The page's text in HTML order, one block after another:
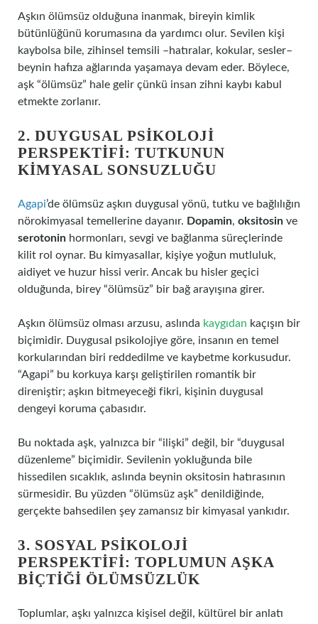
Aşkın ölümsüz olduğuna inanmak, bireyin kimlik
bütünlüğünü korumasına da yardımcı olur. Sevilen kişi
kaybolsa bile, zihinsel temsili –hatıralar, kokular, sesler–
beynin hafıza ağlarında yaşamaya devam eder. Böylece,
aşk “ölümsüz” hale gelir çünkü insan zihni kaybı kabul
etmekte zorlanır.
2. DUYGUSAL PSIKOLOJI
PERSPEKTIFI: TUTKUNUN
KIMYASAL SONSUZLUĞU
Agapi’de ölümsüz aşkın duygusal yönü, tutku ve bağlılığın
nörokimyasal temellerine dayanır. Dopamin, oksitosin ve
serotonin hormonları, sevgi ve bağlanma süreçlerinde
kilit rol oynar. Bu kimyasallar, kişiye yoğun mutluluk,
aidiyet ve huzur hissi verir. Ancak bu hisler geçici
olduğunda, birey “ölümsüz” bir bağ arayışına girer.
Aşkın ölümsüz olması arzusu, aslında kaygıdan kaçışın bir
biçimidir. Duygusal psikolojiye göre, insanın en temel
korkularından biri reddedilme ve kaybetme korkusudur.
“Agapi” bu korkuya karşı geliştirilen romantik bir
direniştir; aşkın bitmeyeceği fikri, kişinin duygusal
dengeyi koruma çabasıdır.
Bu noktada aşk, yalnızca bir “ilişki” değil, bir “duygusal
düzenleme” biçimidir. Sevilenin yokluğunda bile
hissedilen sıcaklık, aslında beynin oksitosin hatırasının
sürmesidir. Bu yüzden “ölümsüz aşk” denildiğinde,
gerçekte bahsedilen şey zamansız bir kimyasal yankıdır.
3. SOSYAL PSIKOLOJI
PERSPEKTIFI: TOPLUMUN AŞKA
BIÇTIĞI ÖLÜMSÜZLÜK
Toplumlar, aşkı yalnızca kişisel değil, kültürel bir anlatı